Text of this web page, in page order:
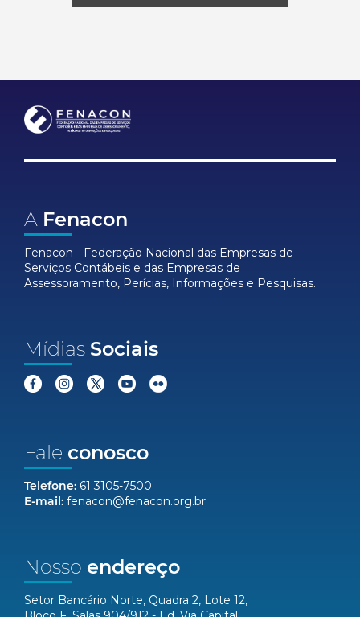
A Fenacon
Fenacon - Federação Nacional das Empresas de
Serviços Contábeis e das Empresas de
Assessoramento, Perícias, Informações e Pesquisas.
Mídias Sociais
Fale conosco
Telefone: 61 3105-7500
E-mail: fenacon@fenacon.org.br
Nosso endereço
Setor Bancário Norte, Quadra 2, Lote 12,